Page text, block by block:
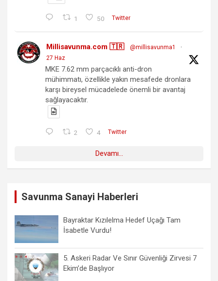
1 50 Twitter
Millisavunma.com 🇹🇷 @millisavunma1
·
27 Haz
MKE 7.62 mm parçacıklı anti-dron
mühimmatı, özellikle yakın mesafede dronlara
karşı bireysel mücadelede önemli bir avantaj
sağlayacaktır.
2 4 Twitter
Devamı...
Savunma Sanayi Haberleri
Bayraktar Kızılelma Hedef Uçağı Tam
İsabetle Vurdu!
5. Askeri Radar Ve Sınır Güvenliği Zirvesi 7
Ekim’de Başlıyor